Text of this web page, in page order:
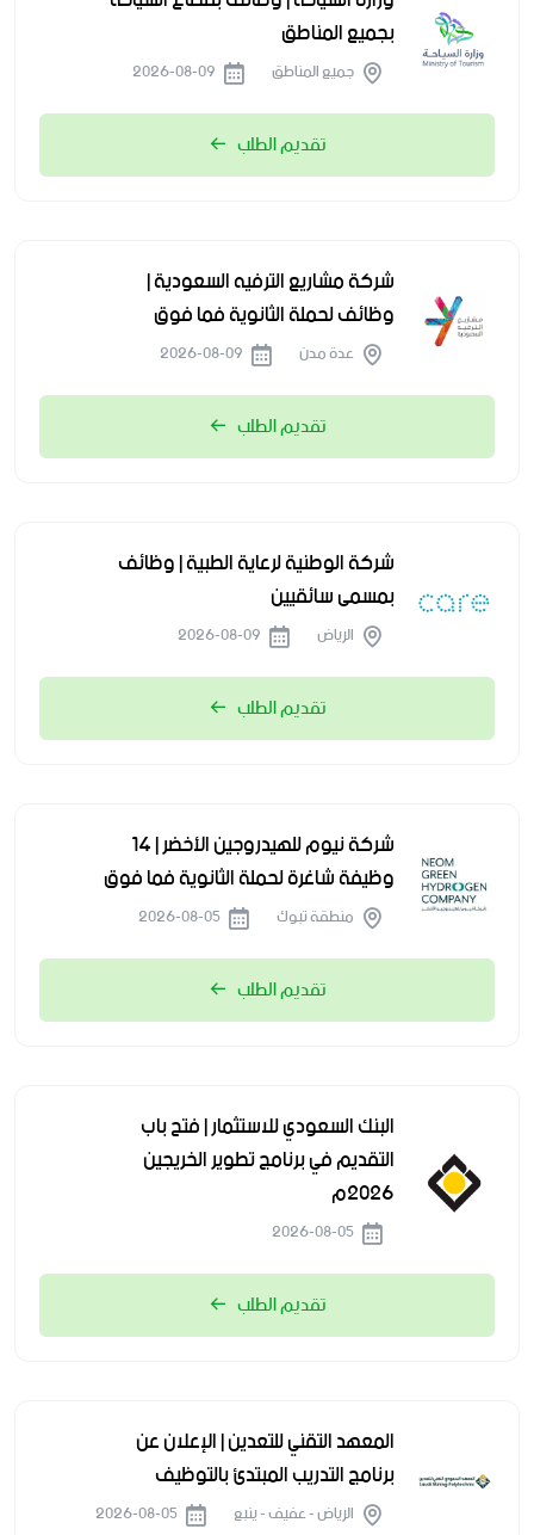
بجميع المناطق
جميع المناطق
تقديم الطلب
شركة مشاريع الترفيه السعودية |
وظائف لحملة الثانوية فما فوق
عدة مدن
تقديم الطلب
شركة الوطنية لرعاية الطبية | وظائف
بمسمى سائقيين
الرياض
تقديم الطلب
شركة نيوم للهيدروجين الأخضر | 14
وظيفة شاغرة لحملة الثانوية فما فوق
منطقة تبوك
تقديم الطلب
البنك السعودي للاستثمار | فتح باب
التقديم في برنامج تطوير الخريجين
2026م
تقديم الطلب
المعهد التقني للتعدين | الإعلان عن
برنامج التدريب المبتدئ بالتوظيف
الرياض - عفيف - ينبع